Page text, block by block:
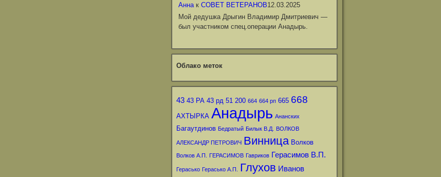
Аннак СОВЕТ ВЕТЕРАНОВ12.03.2025
Мой дедушка Дрыгин Владимир Дмитриевич —
был участником спец.операции Анадырь.
Облако меток
43 43 РА 43 рд 51 200 664 664 рп 665 668
АХТЫРКА Анадырь Ананских
Багаутдинов Бедратый Билык В.Д. ВОЛКОВ
АЛЕКСАНДР ПЕТРОВИЧ Винница Волков
Волков А.П. ГЕРАСИМОВ Гавриков Герасимов В.П.
Герасько Герасько А.П. Глухов Иванов